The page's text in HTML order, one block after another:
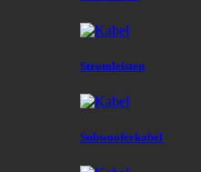
Stromleisten
Subwooferkabel